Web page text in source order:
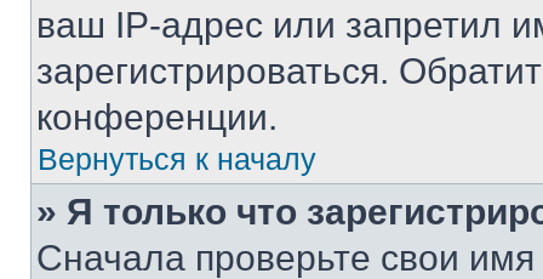
ваш IP-адрес или запретил
зарегистрироваться.
конференции.
Вернуться к началу
» Я только что
Сначала проверьте свои